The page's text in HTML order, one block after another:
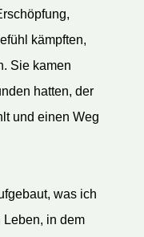
kämpften,
Sie kamen
hatten, der
und einen Weg
was ich
Leben, in dem